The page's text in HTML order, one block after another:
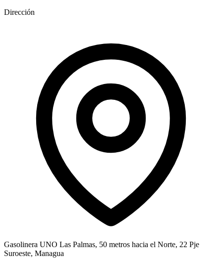
Dirección
Gasolinera UNO Las Palmas, 50 metros hacia el Norte, 22 Pje
Suroeste, Managua